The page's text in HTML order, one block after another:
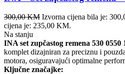
300,00KM Izvorna cijena bila je:
cijena je: 235,00 KM.
Na stanju
INA set zupčastog remena 530 0550
komplet dizajniran za preciznu i
motora, osiguravajući optimalne
Ključne značajke: